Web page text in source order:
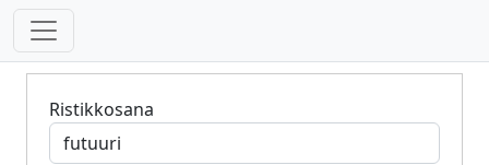
Ristikkosana